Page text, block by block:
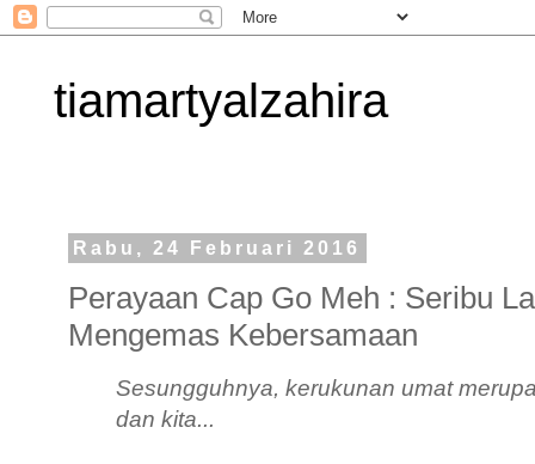
tiamartyalzahira
Rabu, 24 Februari 2016
Perayaan Cap Go Meh : Seribu
Mengemas Kebersamaan
Sesungguhnya, kerukunan umat
dan kita...